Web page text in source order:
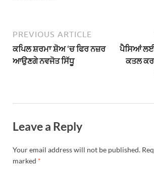
PREVIOUS ARTICLE
ਕਪਿਲ ਸ਼ਰਮਾ ਸ਼ੋਅ ‘ਚ ਫਿਰ ਨਜ਼ਰ
ਆਉਣਗੇ ਨਵਜੋਤ ਸਿੱਧੂ
ਪੈਸਿਆਂ ਲਈ
ਕਤਲ ਕਰ
Leave a Reply
Your email address will not be published.
marked *